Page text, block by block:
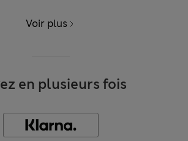
Voir plus
en plusieurs fois